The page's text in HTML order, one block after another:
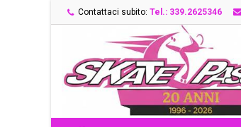
Contattaci subito: Tel.: 339.2625346